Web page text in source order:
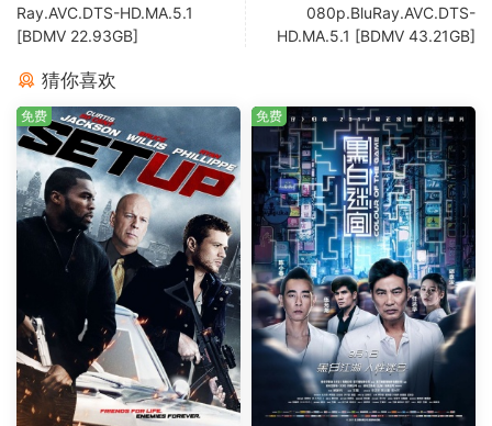
Ray.AVC.DTS-HD.MA.5.1
[BDMV 22.93GB]
080p.BluRay.AVC.DTS-
HD.MA.5.1 [BDMV 43.21GB]
猜你喜欢
免费 免费